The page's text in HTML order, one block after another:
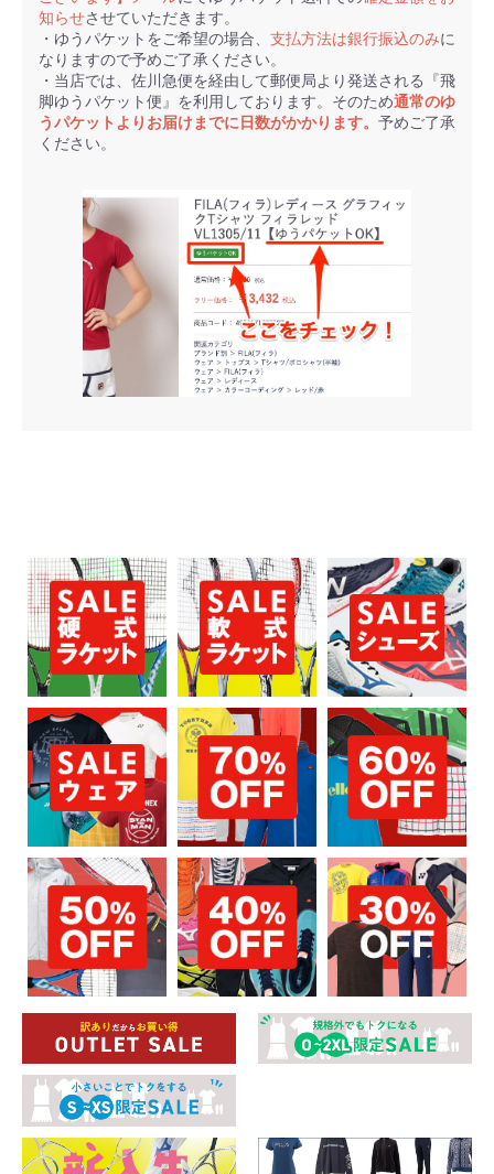
知らせさせていただきます。
・ゆうパケットをご希望の場合、 支払方法は銀行振込のみに
なりますので予めご了承ください。
・当店では、佐川急便を経由して郵便局より発送される『飛
脚ゆうパケット便』を利用しております。そのため通常のゆ
うパケットよりお届けまでに日数がかかります。 予めご了承
ください。